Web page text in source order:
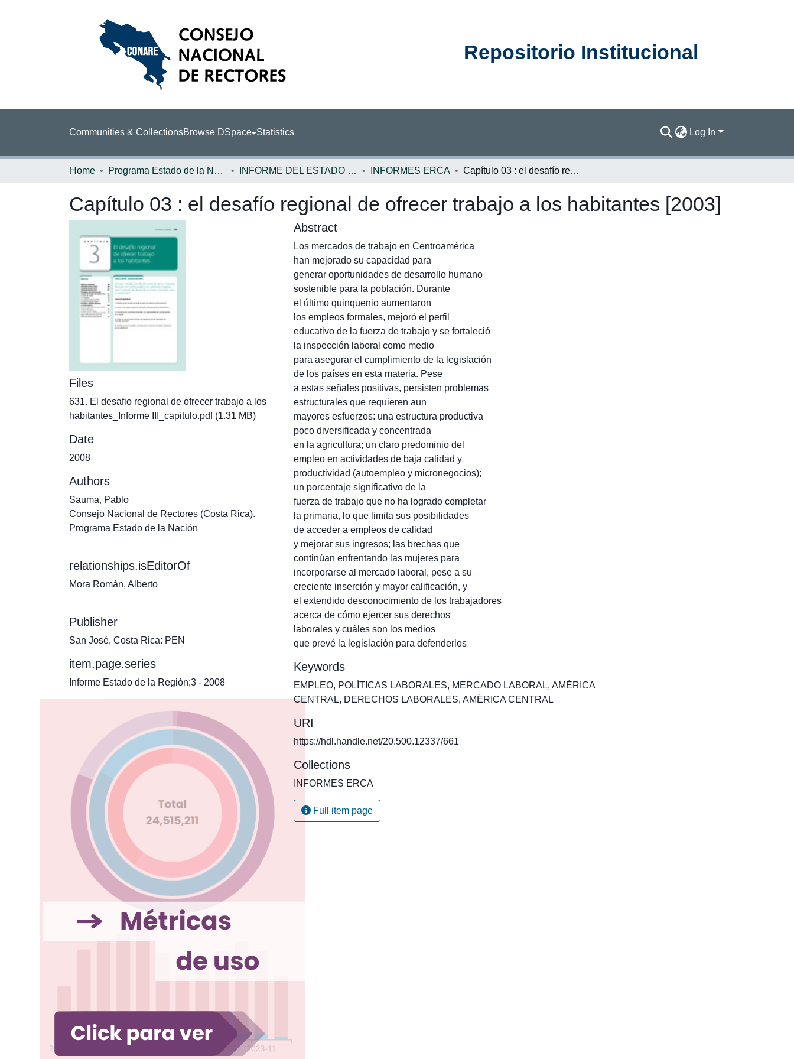
Repositorio Institucional
Communities & CollectionsBrowse DSpace Statistics Log In
Home Programa Estado de la Nación (PEN) INFORME DEL ESTADO DE LA REGION INFORMES ERCA Capítulo 03 : el desafío regional de ofrecer trabajo a los habitantes [2003]
Capítulo 03 : el desafío regional de ofrecer trabajo a los habitantes [2003]
Files
631. El desafio regional de ofrecer trabajo a los
habitantes_Informe III_capitulo.pdf(1.31 MB)
Date
2008
Authors
Sauma, Pablo
Consejo Nacional de Rectores (Costa Rica).
Programa Estado de la Nación
relationships.isEditorOf
Mora Román, Alberto
Publisher
San José, Costa Rica: PEN
item.page.series
Informe Estado de la Región;3 - 2008
Abstract
Los mercados de trabajo en Centroamérica
han mejorado su capacidad para
generar oportunidades de desarrollo humano
sostenible para la población. Durante
el último quinquenio aumentaron
los empleos formales, mejoró el perfil
educativo de la fuerza de trabajo y se fortaleció
la inspección laboral como medio
para asegurar el cumplimiento de la legislación
de los países en esta materia. Pese
a estas señales positivas, persisten problemas
estructurales que requieren aun
mayores esfuerzos: una estructura productiva
poco diversificada y concentrada
en la agricultura; un claro predominio del
empleo en actividades de baja calidad y
productividad (autoempleo y micronegocios);
un porcentaje significativo de la
fuerza de trabajo que no ha logrado completar
la primaria, lo que limita sus posibilidades
de acceder a empleos de calidad
y mejorar sus ingresos; las brechas que
continúan enfrentando las mujeres para
incorporarse al mercado laboral, pese a su
creciente inserción y mayor calificación, y
el extendido desconocimiento de los trabajadores
acerca de cómo ejercer sus derechos
laborales y cuáles son los medios
que prevé la legislación para defenderlos
Keywords
EMPLEO, POLÍTICAS LABORALES, MERCADO LABORAL, AMÉRICA
CENTRAL, DERECHOS LABORALES, AMÉRICA CENTRAL
URI
https://hdl.handle.net/20.500.12337/661
Collections
INFORMES ERCA
Full item page